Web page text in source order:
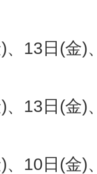
)、13日(金
)、13日(金
)、10日(金